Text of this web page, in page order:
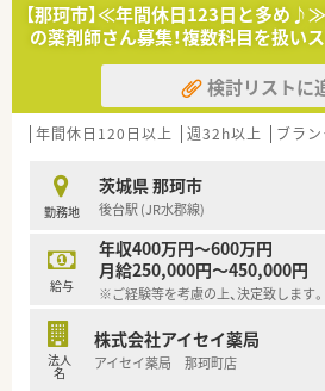
【那珂市】≪年間休日123日と多め
の薬剤師さん募集！複数科目を扱い
検討リストに
年間休日120日以上 週32h以上 ブラ
勤務地
茨城県 那珂市
後台駅 (JR水郡線)
給与
年収400万円～600万円
月給250,000円～450,000円
※ご経験等を考慮の上、決定致します。
法人
名
株式会社アイセイ薬局
アイセイ薬局 那珂町店